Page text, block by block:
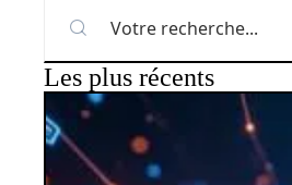
Les plus récents